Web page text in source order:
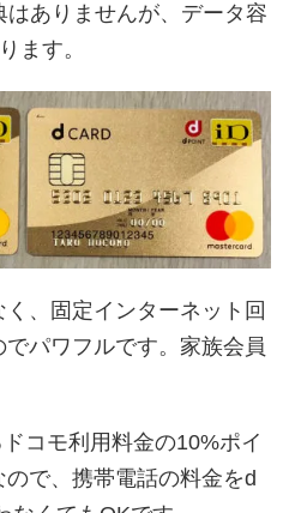
ありませんが、データ容
ます。
、固定インターネット回
パワフルです。家族会員
コモ利用料金の10%ポイ
で、携帯電話の料金をd